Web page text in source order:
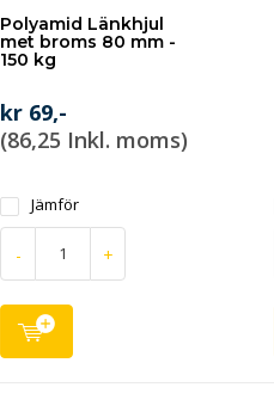
Polyamid Länkhjul
met broms 80 mm -
150 kg
kr 69,-
(86,25 Inkl. moms)
Jämför
- +